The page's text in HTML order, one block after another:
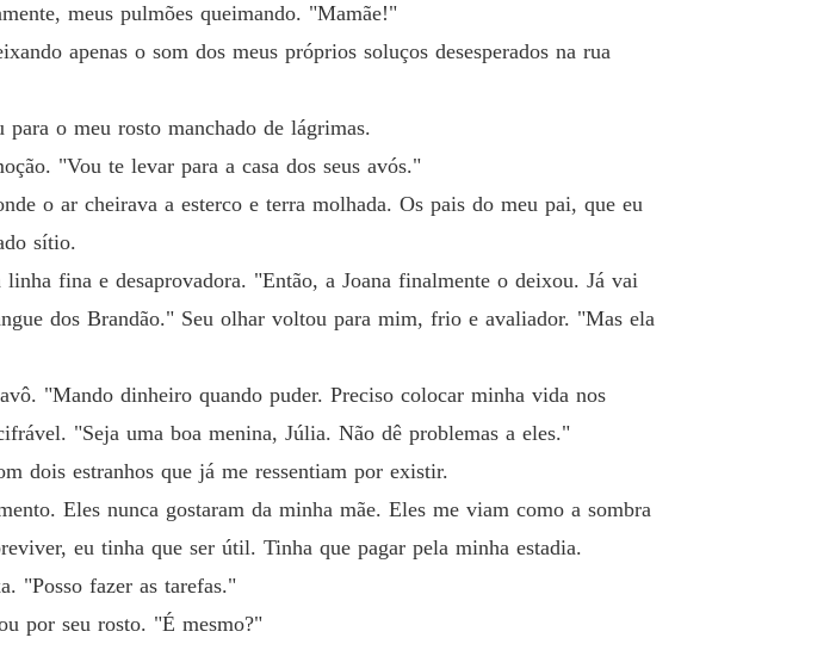
meus pulmões queimando. "Mamãe!"
apenas o som dos meus próprios soluços desesperados na rua
o meu rosto manchado de lágrimas.
"Vou te levar para a casa dos seus avós."
o ar cheirava a esterco e terra molhada. Os pais do meu pai, que eu
sítio.
fina e desaprovadora. "Então, a Joana finalmente o deixou. Já vai
dos Brandão." Seu olhar voltou para mim, frio e avaliador. "Mas ela
"Mando dinheiro quando puder. Preciso colocar minha vida nos
"Seja uma boa menina, Júlia. Não dê problemas a eles."
dois estranhos que já me ressentiam por existir.
Eles nunca gostaram da minha mãe. Eles me viam como a sombra
eu tinha que ser útil. Tinha que pagar pela minha estadia.
"Posso fazer as tarefas."
por seu rosto. "É mesmo?"